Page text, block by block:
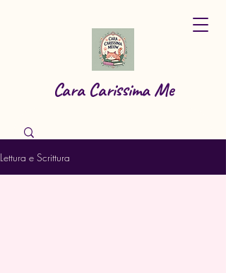
Cara Carissima Me
Lettura e Scrittura